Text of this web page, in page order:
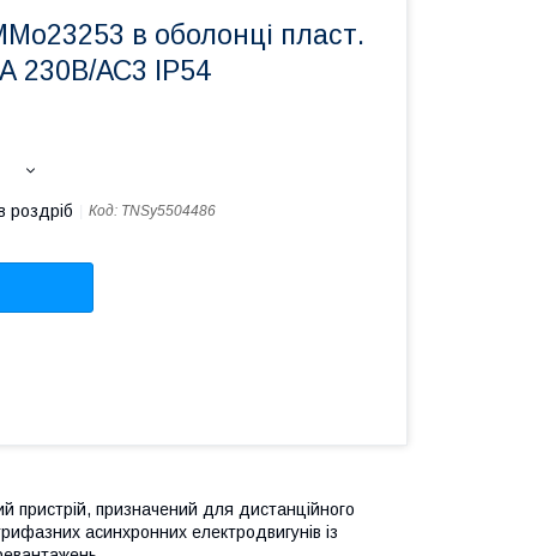
в оболонці пласт.
230В/АС3 IP54
роздріб Код: TNSy5504486
пристрій, призначений для дистанційного
асинхронних електродвигунів із